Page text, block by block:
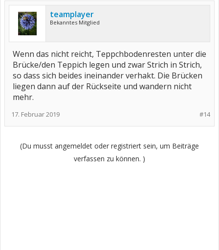
teamplayer
Bekanntes Mitglied
Wenn das nicht reicht, Teppchbodenresten unter die
Brücke/den Teppich legen und zwar Strich in Strich,
so dass sich beides ineinander verhakt. Die Brücken
liegen dann auf der Rückseite und wandern nicht
mehr.
#14
17. Februar 2019
(Du musst angemeldet oder registriert sein, um Beiträge
verfassen zu können. )